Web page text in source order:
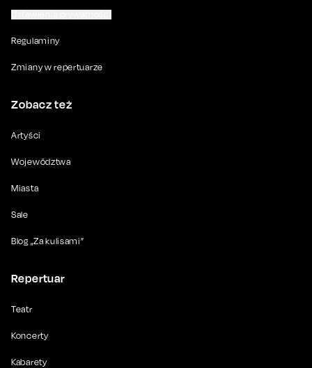
Regulaminy
Zmiany w repertuarze
Zobacz też
Artyści
Województwa
Miasta
Sale
Blog „Za kulisami”
Repertuar
Teatr
Koncerty
Kabarety